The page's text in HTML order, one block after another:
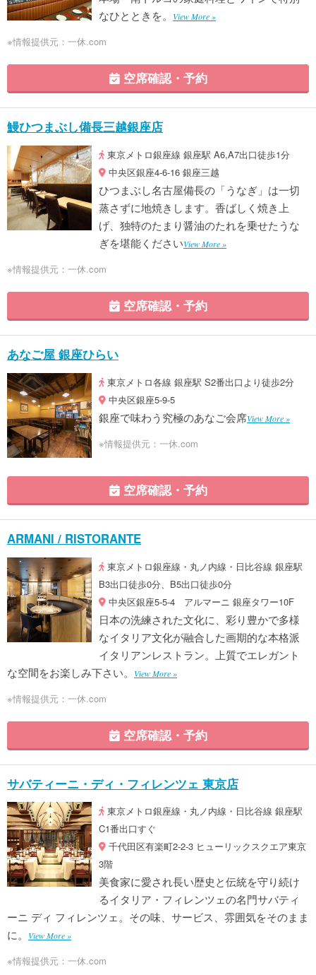
なひとときを。
View More »
※情報提供元：一休.com
空席確認・予約
鰻ひつまぶし備長三越銀座店
東京メトロ銀座線 銀座駅 A6,A7出口徒歩1分
中央区銀座4-6-16 銀座三越
ひつまぶし名古屋備長の「うなぎ」は一切
蒸さずに地焼きします。香ばしく焼き上
げ、独特のたまり醤油のたれを乗せたうな
ぎを堪能くださいView More »
※情報提供元：一休.com
空席確認・予約
あなご屋 銀座ひらい
東京メトロ各線 銀座駅 S2番出口より徒歩2分
中央区銀座5-9-5
銀座で味わう究極のあなご会席View More »
※情報提供元：一休.com
空席確認・予約
ARMANI / RISTORANTE
東京メトロ銀座線・丸ノ内線・日比谷線 銀座駅
B3出口徒歩0分、B5出口徒歩0分
中央区銀座5-5-4 アルマーニ 銀座タワー10F
日本の洗練された文化に、彩り豊かで多様
なイタリア文化が融合した画期的な本格派
イタリアンレストラン。上質でエレガント
な空間をお楽しみ下さい。
View More »
※情報提供元：一休.com
空席確認・予約
サバティーニ・ディ・フィレンツェ 東京店
東京メトロ銀座線・丸ノ内線・日比谷線 銀座駅
C1番出口すぐ
千代田区有楽町2-2-3 ヒューリックスクエア東京
3階
美食家に愛され長い歴史と伝統を守り続け
るイタリア・フィレンツェの名門サバティ
ーニ ディ フィレンツェ。その味、サービス、雰囲気をそのまま
に。
View More »
※情報提供元：一休.com